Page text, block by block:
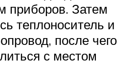
приборов. Затем
теплоноситель и
после чего
с местом